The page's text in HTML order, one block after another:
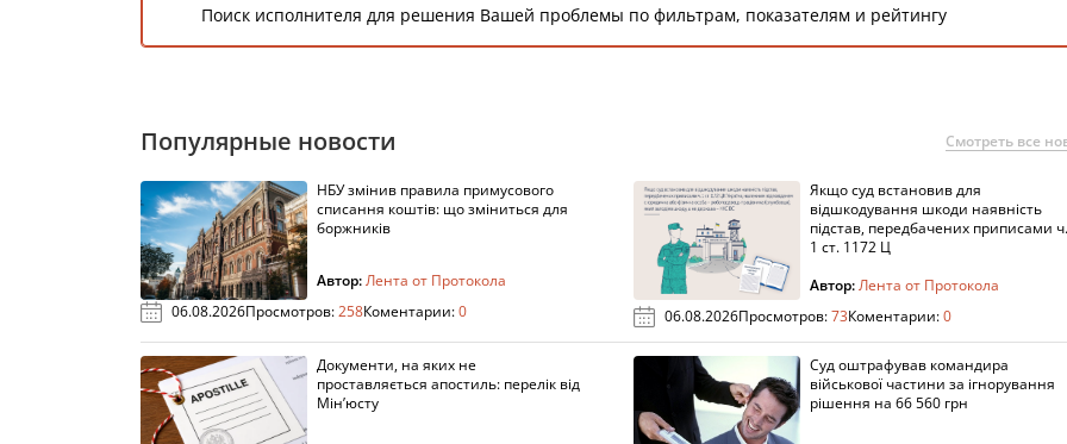
Поиск исполнителя для решения Вашей проблемы по фильтрам, показателям и рейтингу
Популярные новости Смотреть все
НБУ змінив правила примусового
списання коштів: що зміниться для
боржників
Автор:Лента от Протокола
06.08.2026Просмотров:258Коментарии:0
Якщо суд встановив для
відшкодування шкоди наявність
підстав, передбачених приписами ч.
1 ст. 1172 Ц
Автор:Лента от Протокола
06.08.2026Просмотров:73Коментарии:0
Документи, на яких не
проставляється апостиль: перелік від
Мін’юсту
Суд оштрафував командира
військової частини за ігнорування
рішення на 66 560 грн